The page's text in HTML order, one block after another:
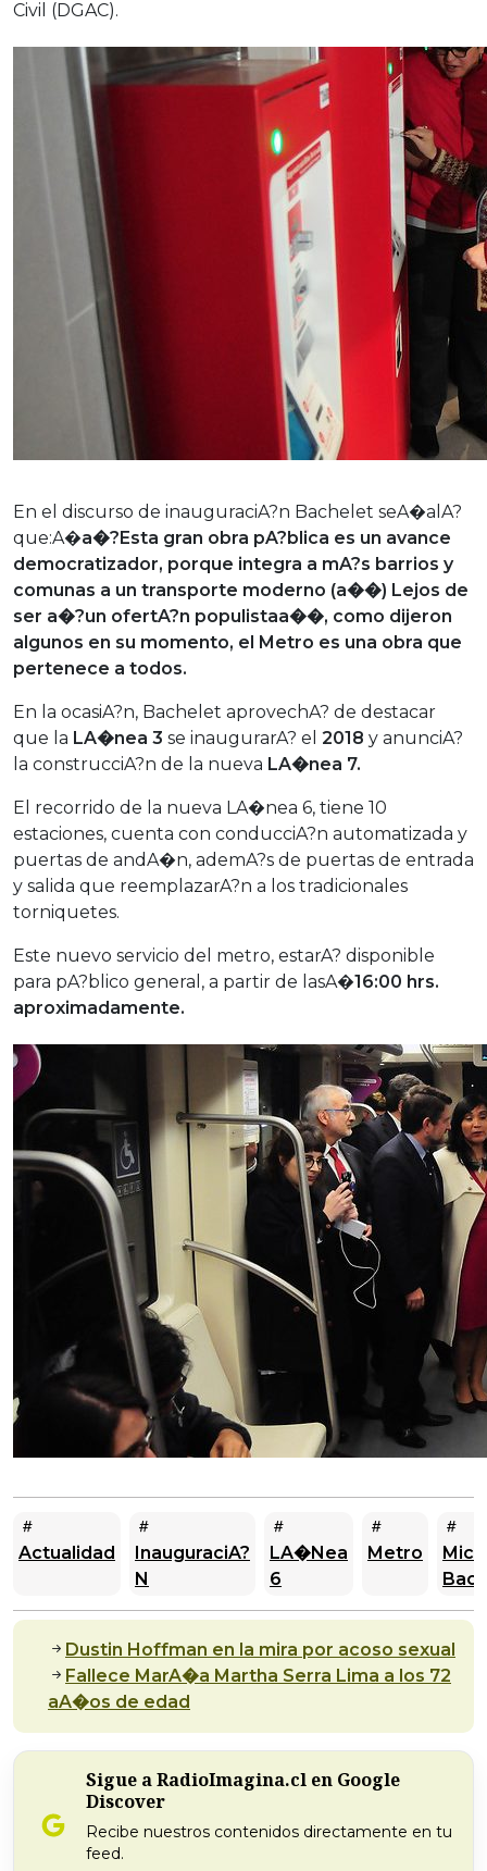
Civil (DGAC).
En el discurso de inauguraciA?n Bachelet seA�alA?
que:A�a�?Esta gran obra pA?blica es un avance
democratizador, porque integra a mA?s barrios y
comunas a un transporte moderno (a��) Lejos de
ser a�?un ofertA?n populistaa��, como dijeron
algunos en su momento, el Metro es una obra que
pertenece a todos.
En la ocasiA?n, Bachelet aprovechA? de destacar
que la LA�nea 3 se inaugurarA? el 2018 y anunciA?
la construcciA?n de la nueva LA�nea 7.
El recorrido de la nueva LA�nea 6, tiene 10
estaciones, cuenta con conducciA?n automatizada y
puertas de andA�n, ademA?s de puertas de entrada
y salida que reemplazarA?n a los tradicionales
torniquetes.
Este nuevo servicio del metro, estarA? disponible
para pA?blico general, a partir de lasA�16:00 hrs.
aproximadamente.
Actualidad
InauguraciA?
N
LA�nea
6
Metro
Dustin Hoffman en la mira por acoso sexual
Fallece MarA�a Martha Serra Lima a los 72
aA�os de edad
Sigue a RadioImagina.cl en Google
Discover
Recibe nuestros contenidos directamente en tu
feed.